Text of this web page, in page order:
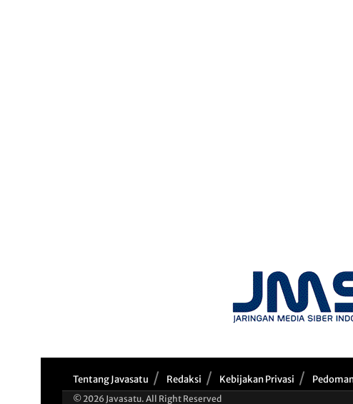
Tentang Javasatu Redaksi Kebijakan Privasi
© 2026 Javasatu. All Right Reserved